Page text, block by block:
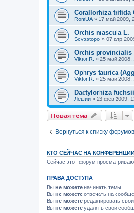
Corallorhiza trifida
RomUA » 17 май 2009,
Orchis mascula L.
Sevastopol » 07 апр
Orchis provincialis
Viktor.R. » 25 май 2008,
Ophrys taurica
Viktor.R. » 25 май 2008,
Dactylorhiza
Леший » 23 фев 2009,
Новая тема
Вернуться к списку форумов
КТО СЕЙЧАС НА КОНФЕРЕНЦИИ
Сейчас этот форум
ПРАВА ДОСТУПА
Вы не можете начинать темы
Вы не можете отвечать на
Вы не можете редактировать
Вы не можете удалять свои